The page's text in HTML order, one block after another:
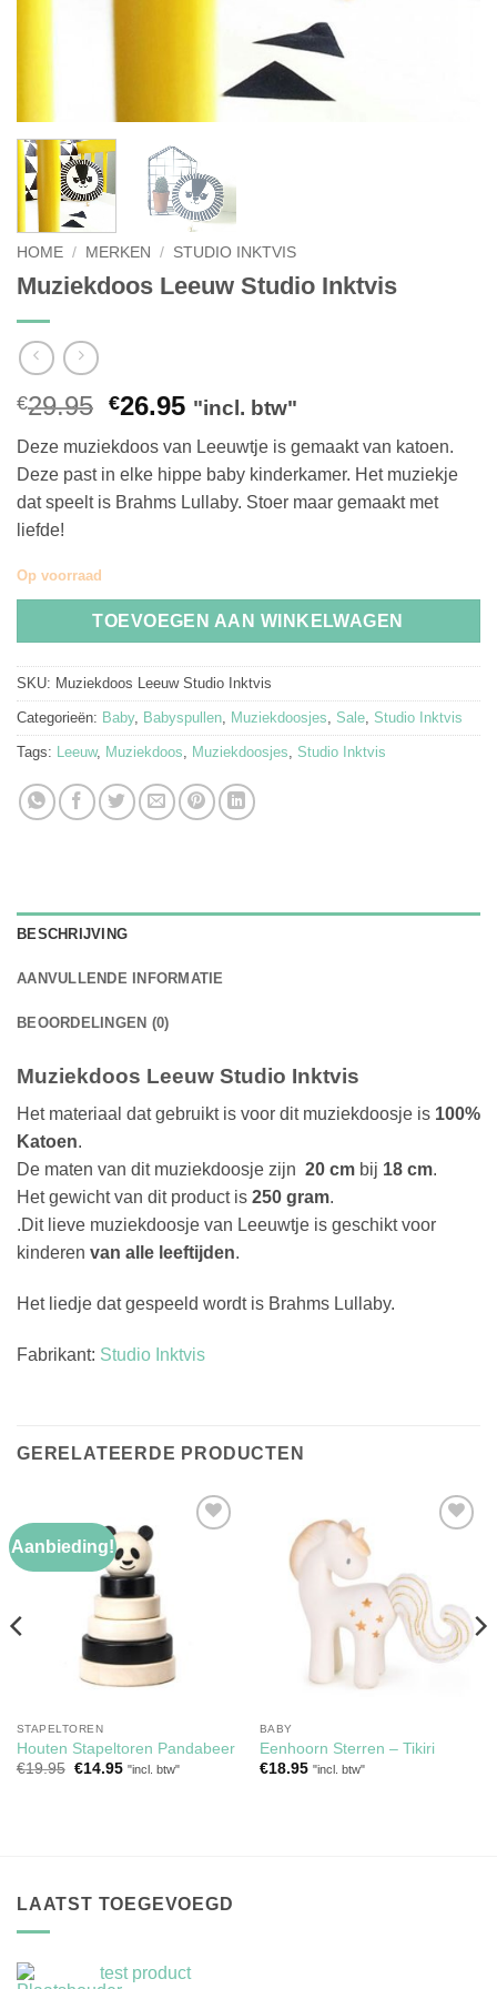
HOME / MERKEN / STUDIO INKTVIS
Muziekdoos Leeuw Studio Inktvis
€29.95 Oorspronkelijke
was:
€29.95.
€26.95Huidige
is:
€26.95.
"incl. btw"
Deze muziekdoos van Leeuwtje is gemaakt van katoen.
Deze past in elke hippe baby kinderkamer. Het muziekje
dat speelt is Brahms Lullaby. Stoer maar gemaakt met
liefde!
Op voorraad
TOEVOEGEN AAN WINKELWAGEN
SKU: Muziekdoos Leeuw Studio Inktvis
Categorieën: Baby, Babyspullen Muziekdoosjes Sale Studio Inktvis
Tags: Leeuw, Muziekdoos Muziekdoosjes Studio Inktvis
BESCHRIJVING
AANVULLENDE INFORMATIE
BEOORDELINGEN (0)
Muziekdoos Leeuw Studio Inktvis
Het materiaal dat gebruikt is voor dit muziekdoosje is 100%
Katoen.
De maten van dit muziekdoosje zijn 20 cm bij 18 cm.
Het gewicht van dit product is 250 gram.
.Dit lieve muziekdoosje van Leeuwtje is geschikt voor
kinderen van alle leeftijden.
Het liedje dat gespeeld wordt is Brahms Lullaby.
Fabrikant: Studio Inktvis
GERELATEERDE PRODUCTEN
Aanbieding!
STAPELTOREN
Houten Stapeltoren Pandabeer
€19.95 Oorspronkelijke
€14.95Huidige
"incl. btw"
verlanglijst
BABY
Eenhoorn Sterren – Tikiri
€18.95 "incl. btw"
LAATST TOEGEVOEGD
test product